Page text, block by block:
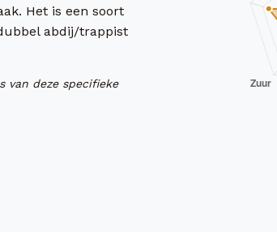
Het is een soort
abdij/trappist
van deze specifieke